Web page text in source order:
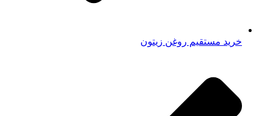
خرید مستقیم روغن زیتون